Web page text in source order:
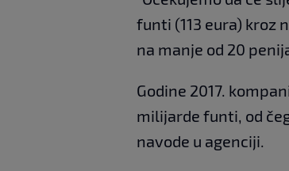
funti (113 eura) kroz
na manje od 20
Godine 2017.
milijarde funti, od
navode u agenciji.